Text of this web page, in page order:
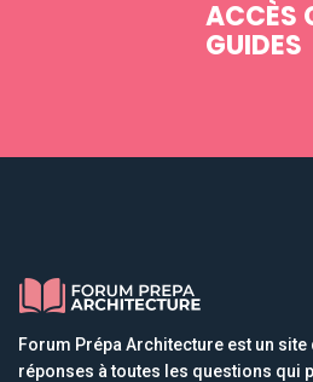
ACCÈS
GUIDES
Forum Prépa Architecture est un
réponses à toutes les questions qui